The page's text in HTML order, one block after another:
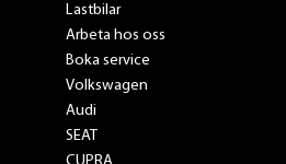
Lastbilar
Arbeta hos oss
Boka service
Volkswagen
Audi
SEAT